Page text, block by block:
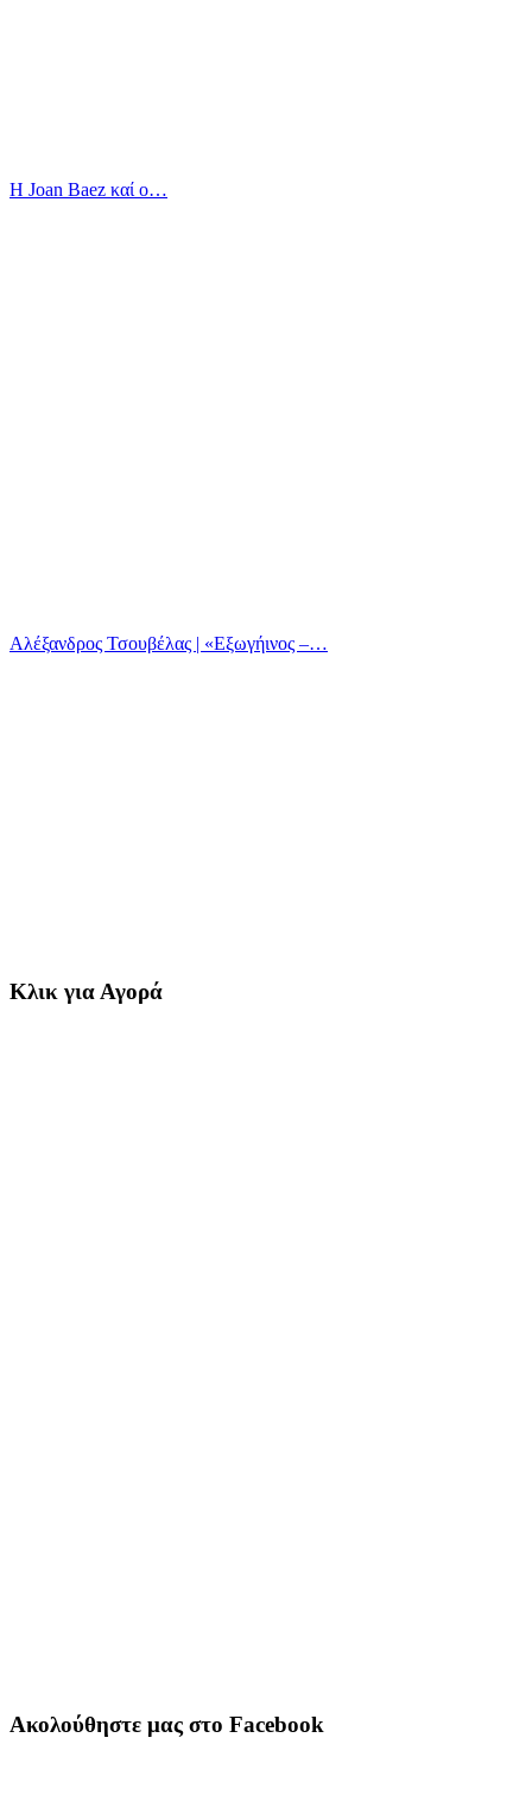
Η Joan Baez καί ο…
Αλέξανδρος Τσουβέλας | «Εξωγήινος –…
Κλικ για Αγορά
Ακολούθηστε μας στο Facebook